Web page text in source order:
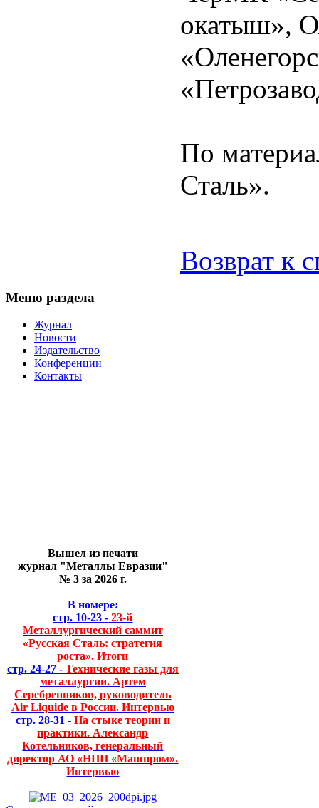
окатыш»,
По
Сталь».
Возврат к
Меню раздела
Журнал
Новости
Издательство
Конференции
Контакты
Вышел из печати
журнал "Металлы Евразии"
№ 3 за 2026 г.
В номере:
стр. 10-23 - 23-й
Металлургический саммит
«Русская Сталь: стратегия
роста». Итоги
стр. 24-27 - Технические газы для
металлургии. Артем
Серебренников, руководитель
Air Liquide в России. Интервью
стр. 28-31 - На стыке теории и
практики. Александр
Котельников, генеральный
директор АО «НПП «Машпром».
Интервью